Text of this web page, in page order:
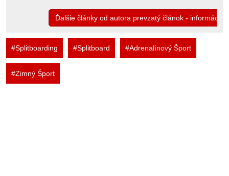
Ďalšie články od autora prevzatý článok - informácia
#Splitboarding #Splitboard #Adrenalínový Šport
#Zimný Šport